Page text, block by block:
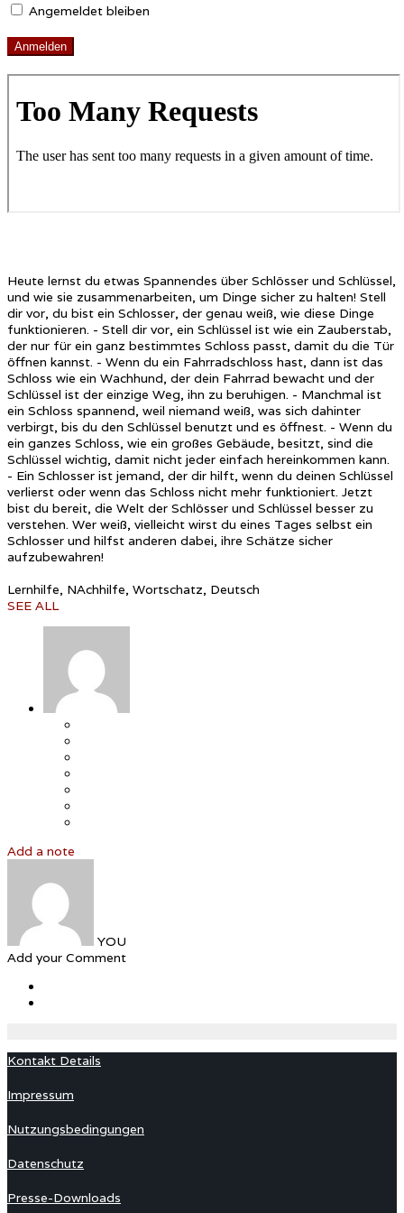
Angemeldet bleiben
Heute lernst du etwas Spannendes über Schlösser und Schlüssel,
und wie sie zusammenarbeiten, um Dinge sicher zu halten! Stell
dir vor, du bist ein Schlosser, der genau weiß, wie diese Dinge
funktionieren. - Stell dir vor, ein Schlüssel ist wie ein Zauberstab,
der nur für ein ganz bestimmtes Schloss passt, damit du die Tür
öffnen kannst. - Wenn du ein Fahrradschloss hast, dann ist das
Schloss wie ein Wachhund, der dein Fahrrad bewacht und der
Schlüssel ist der einzige Weg, ihn zu beruhigen. - Manchmal ist
ein Schloss spannend, weil niemand weiß, was sich dahinter
verbirgt, bis du den Schlüssel benutzt und es öffnest. - Wenn du
ein ganzes Schloss, wie ein großes Gebäude, besitzt, sind die
Schlüssel wichtig, damit nicht jeder einfach hereinkommen kann.
- Ein Schlosser ist jemand, der dir hilft, wenn du deinen Schlüssel
verlierst oder wenn das Schloss nicht mehr funktioniert. Jetzt
bist du bereit, die Welt der Schlösser und Schlüssel besser zu
verstehen. Wer weiß, vielleicht wirst du eines Tages selbst ein
Schlosser und hilfst anderen dabei, ihre Schätze sicher
aufzubewahren!
Lernhilfe, NAchhilfe, Wortschatz, Deutsch
SEE ALL
Add a note
YOU
Add your Comment
Kontakt Details
Impressum
Nutzungsbedingungen
Datenschutz
Presse-Downloads